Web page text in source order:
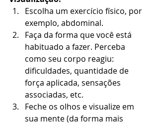
Escolha um exercício físico, por
exemplo, abdominal.
Faça da forma que você está
habituado a fazer. Perceba
como seu corpo reagiu:
dificuldades, quantidade de
força aplicada, sensações
associadas, etc.
Feche os olhos e visualize em
sua mente (da forma mais